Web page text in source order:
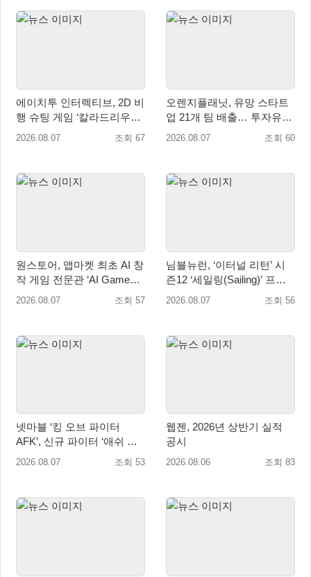
에이치투 인터렉티브, 2D 비
행 슈팅 게임 ‘칼라드리우스
2/다크 엘레멘트’ 올 겨울 전
2026.08.07 조회 67
오렌지플래닛, 유망 스타트
업 21개 팀 배출… 투자유치∙
매출성장 성과 눈길
2026.08.07 조회 60
원스토어, 앱마켓 최초 AI 창
작 게임 전문관 ‘AI Games’
오픈
2026.08.07 조회 57
님블뉴런, ‘이터널 리턴’ 시
즌12 ‘세일링(Sailing)’ 프리
시즌 시작
2026.08.07 조회 56
넷마블 ‘킹 오브 파이터
AFK’, 신규 파이터 ‘애쉬 크
림존’ 업데이트
2026.08.07 조회 53
웹젠, 2026년 상반기 실적
공시
2026.08.06 조회 83